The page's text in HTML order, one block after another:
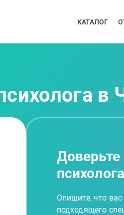
КАТАЛОГ
в
Опишите, что
подходящего